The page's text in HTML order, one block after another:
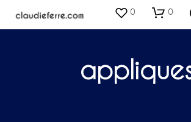
0 0